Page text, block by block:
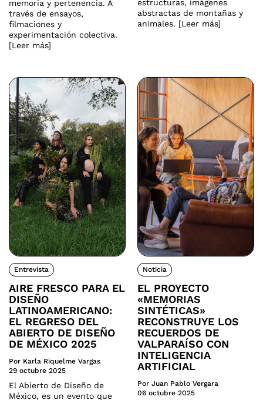
memoria y pertenencia. A
través de ensayos,
filmaciones y
experimentación colectiva.
[Leer más]
estructuras, imágenes
abstractas de montañas y
animales. [Leer más]
Entrevista
AIRE FRESCO PARA EL
DISEÑO
LATINOAMERICANO:
EL REGRESO DEL
ABIERTO DE DISEÑO
DE MÉXICO 2025
Por Karla Riquelme Vargas
29 octubre 2025
El Abierto de Diseño de
México, es un evento que
Noticia
EL PROYECTO
«MEMORIAS
SINTÉTICAS»
RECONSTRUYE LOS
RECUERDOS DE
VALPARAÍSO CON
INTELIGENCIA
ARTIFICIAL
Por Juan Pablo Vergara
06 octubre 2025